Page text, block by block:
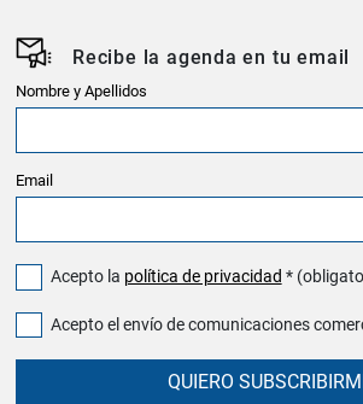
Recibe la agenda en tu email
Nombre y Apellidos
Email
Acepto la política de privacidad *
Acepto el envío de comunicaciones
QUIERO